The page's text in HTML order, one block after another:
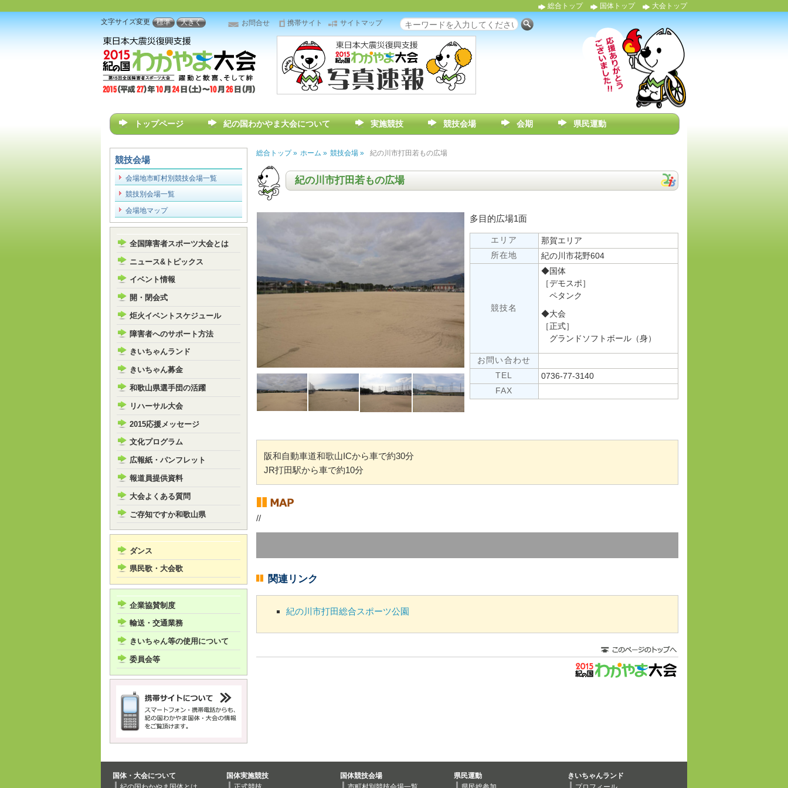
総合トップ 国体トップ
大会トップ
文字サイズ変更
標準 大きく お問合せ 携帯サイト サイトマップ 検索
メインメニュー
トップページ 紀の国わかやま大会について 実施競技 競技会場 会期 県民運動
総合トップ » ホーム » 競技会場 » 紀の川市打田若もの広場
紀の川市打田若もの広場
多目的広場1面
エリア
那賀エリア
所在地
紀の川市花野604
競技名
◆国体
［デモスポ］
ペタンク
◆大会
［正式］
グランドソフトボール（身）
お問い合わせ
TEL
0736-77-3140
FAX
阪和自動車道和歌山ICから車で約30分
JR打田駅から車で約10分
//
関連リンク
紀の川市打田総合スポーツ公園
競技会場
会場地市町村別競技会場一覧
競技別会場一覧
会場地マップ
全国障害者スポーツ大会とは
ニュース&トピックス
イベント情報
開・閉会式
炬火イベントスケジュール
障害者へのサポート方法
きいちゃんランド
きいちゃん募金
和歌山県選手団の活躍
リハーサル大会
2015応援メッセージ
文化プログラム
広報紙・パンフレット
報道員提供資料
大会よくある質問
ご存知ですか和歌山県
ダンス
県民歌・大会歌
企業協賛制度
輸送・交通業務
きいちゃん等の使用について
委員会等
国体・大会について
国体実施競技
国体競技会場
県民運動
きいちゃんランド